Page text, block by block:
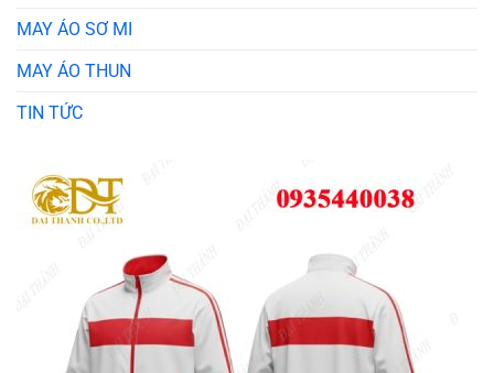
MAY ÁO SƠ MI
MAY ÁO THUN
TIN TỨC